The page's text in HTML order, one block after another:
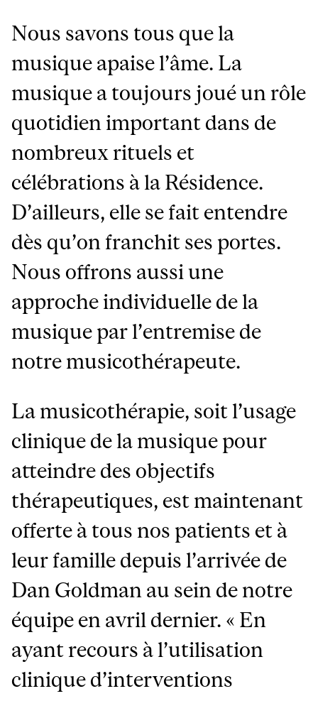
Nous savons tous que la
musique apaise l’âme. La
musique a toujours joué un rôle
quotidien important dans de
nombreux rituels et
célébrations à la Résidence.
D’ailleurs, elle se fait entendre
dès qu’on franchit ses portes.
Nous offrons aussi une
approche individuelle de la
musique par l’entremise de
notre musicothérapeute.
La musicothérapie, soit l’usage
clinique de la musique pour
atteindre des objectifs
thérapeutiques, est maintenant
offerte à tous nos patients et à
leur famille depuis l’arrivée de
Dan Goldman au sein de notre
équipe en avril dernier. « En
ayant recours à l’utilisation
clinique d’interventions